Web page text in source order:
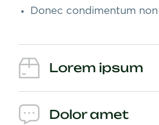
Donec condimentum
Lorem ipsum
Dolor amet